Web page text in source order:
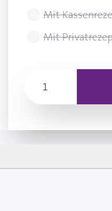
Mit
Mit